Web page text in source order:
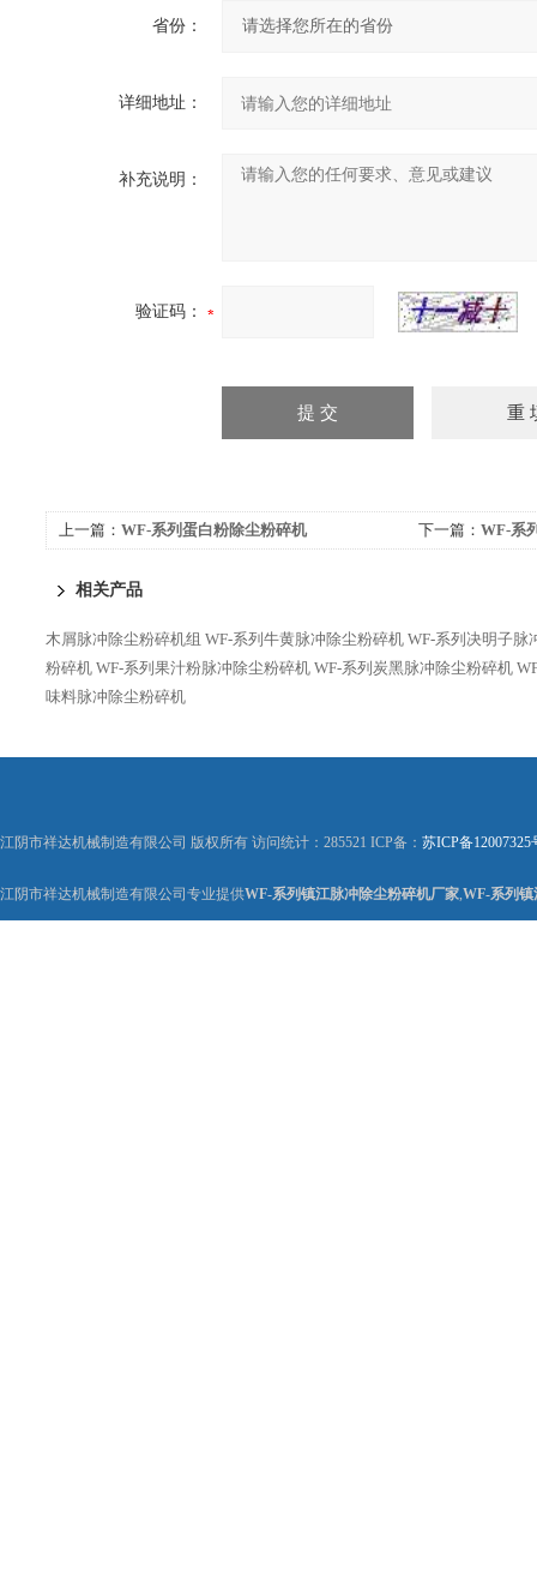
省份：
详细地址：
补充说明：
验证码：
上一篇： WF-系列蛋白粉除尘粉碎机 下一篇： WF-系
相关产品
木屑脉冲除尘粉碎机组 WF-系列牛黄脉冲除尘粉碎机 WF-系列决明子脉
粉碎机 WF-系列果汁粉脉冲除尘粉碎机 WF-系列炭黑脉冲除尘粉碎机
味料脉冲除尘粉碎机
江阴市祥达机械制造有限公司 版权所有 访问统计：285521 ICP备： 苏ICP备12007325
江阴市祥达机械制造有限公司专业提供WF-系列镇江脉冲除尘粉碎机厂家,WF-系列